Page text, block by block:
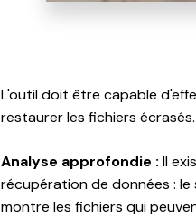
L'outil doit être capable
restaurer les fichiers écrasés.
Analyse approfondie : Il
récupération de données :
montre les fichiers qui